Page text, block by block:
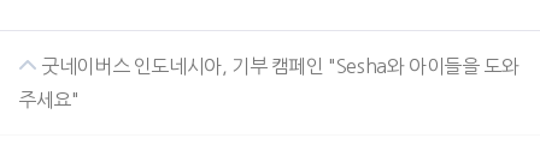
굿네이버스 인도네시아, 기부 캠페인 "Sesha와 아이들을 도와
주세요"